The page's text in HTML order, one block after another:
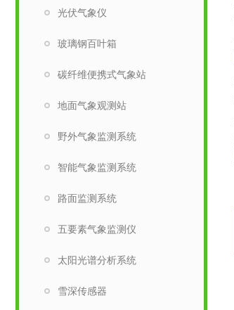
光伏气象仪
玻璃钢百叶箱
碳纤维便携式气象站
​地面气象观测站
野外气象监测系统
智能气象监测系统
路面监测系统
五要素气象监测仪
太阳光谱分析系统
雪深传感器